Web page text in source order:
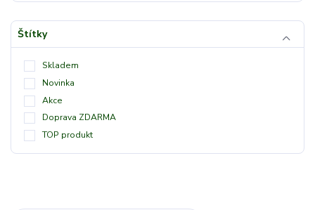
Štítky
Skladem
Novinka
Akce
Doprava ZDARMA
TOP produkt